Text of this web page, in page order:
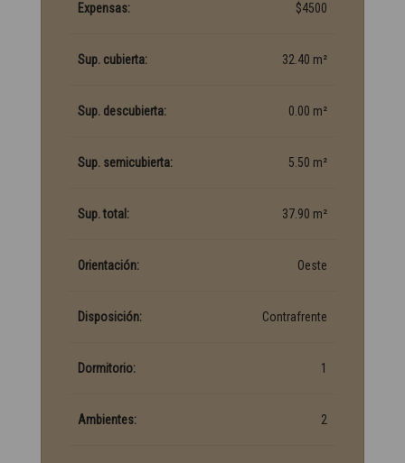
Expensas: $4500
Sup. cubierta: 32.40 m²
Sup. descubierta: 0.00 m²
Sup. semicubierta: 5.50 m²
Sup. total: 37.90 m²
Orientación: Oeste
Disposición: Contrafrente
Dormitorio: 1
Ambientes: 2